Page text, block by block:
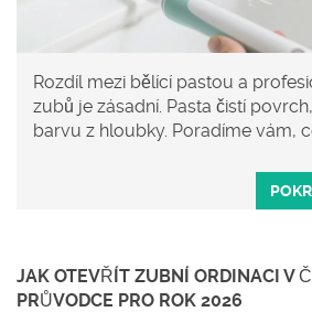
Rozdíl mezi bělící pastou a
zubů je zásadní. Pasta čistí
barvu z hloubky. Poradíme vám,
JAK OTEVŘÍT ZUBNÍ ORDINACI V
PRŮVODCE PRO ROK 2026